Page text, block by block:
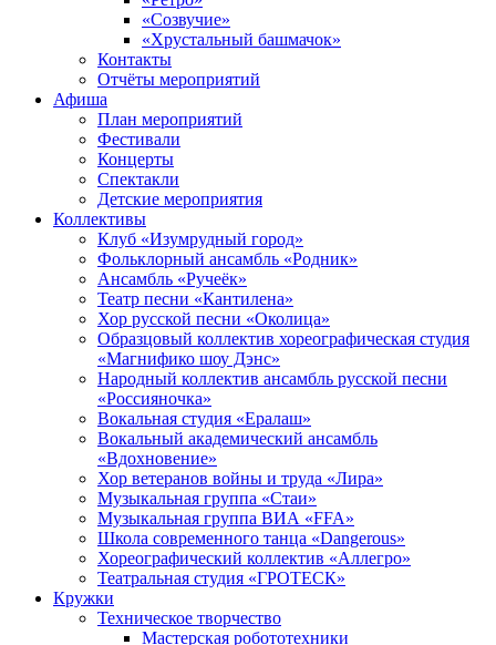
«Созвучие»
«Хрустальный башмачок»
Контакты
Отчёты мероприятий
Афиша
План мероприятий
Фестивали
Концерты
Спектакли
Детские мероприятия
Коллективы
Клуб «Изумрудный город»
Фольклорный ансамбль «Родник»
Ансамбль «Ручеёк»
Театр песни «Кантилена»
Хор русской песни «Околица»
Образцовый коллектив хореографическая студия
«Магнифико шоу Дэнс»
Народный коллектив ансамбль русской песни
«Россияночка»
Вокальная студия «Ералаш»
Вокальный академический ансамбль
«Вдохновение»
Хор ветеранов войны и труда «Лира»
Музыкальная группа «Стаи»
Музыкальная группа ВИА «FFA»
Школа современного танца «Dangerous»
Хореографический коллектив «Аллегро»
Театральная студия «ГРОТЕСК»
Кружки
Техническое творчество
Мастерская робототехники